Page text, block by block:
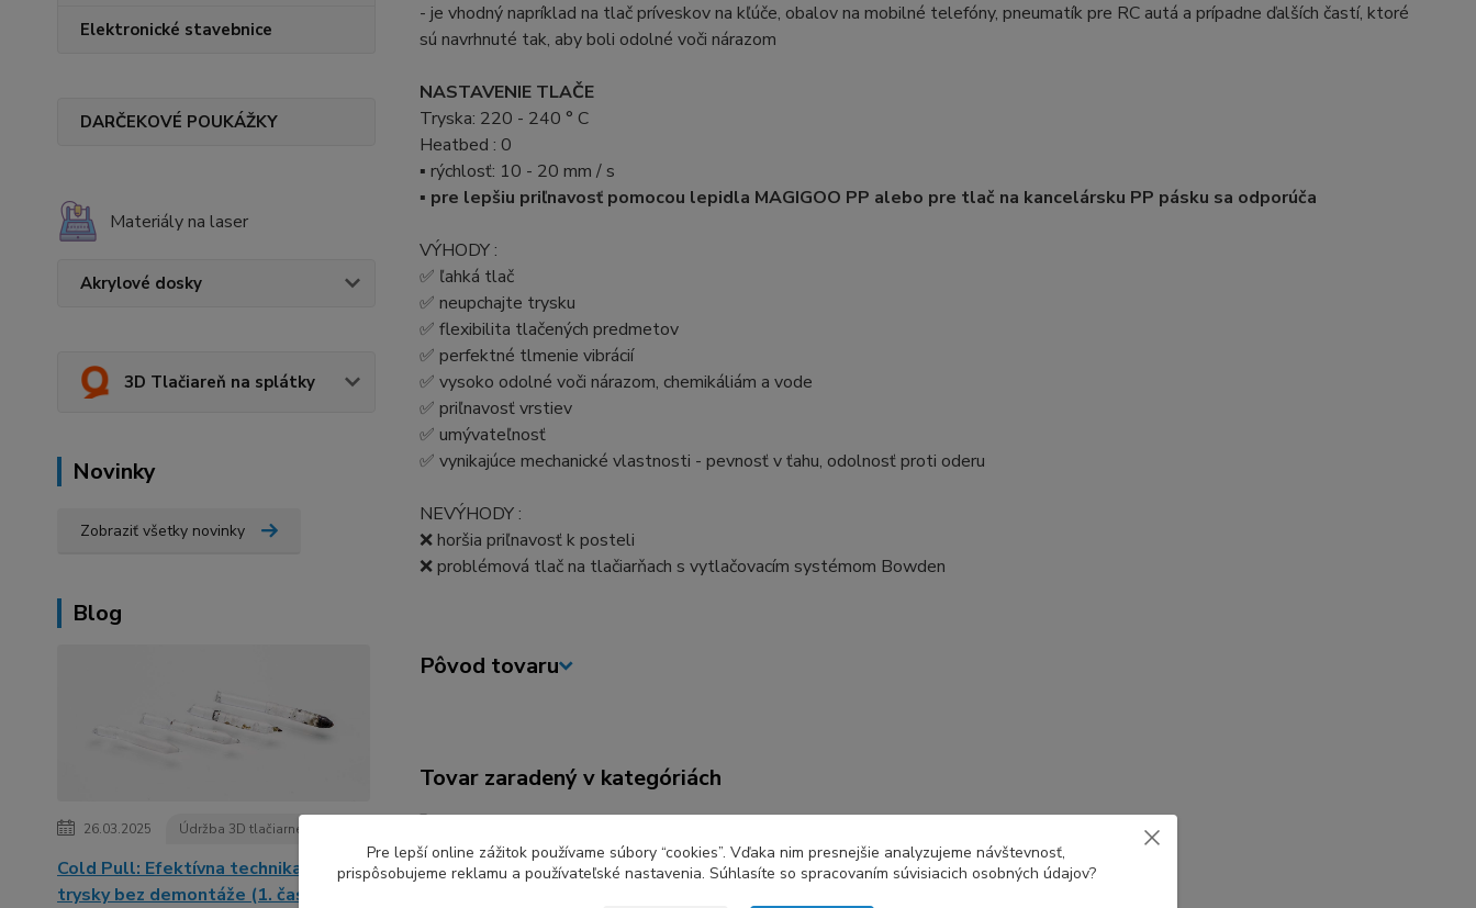
Elektronické stavebnice
DARČEKOVÉ POUKÁŽKY
Materiály na laser
Akrylové dosky
3D Tlačiareň na splátky
Novinky
Zobraziť všetky novinky
Blog
26.03.2025 Údržba 3D tlačiarne
Cold Pull: Efektívna technika čistenia
trysky bez demontáže (1. časť série)
- je vhodný napríklad na tlač príveskov na kľúče, obalov na mobilné telefóny, pneumatík pre RC autá a prípadne ďalších častí, ktoré
sú navrhnuté tak, aby boli odolné voči nárazom
NASTAVENIE TLAČE
Tryska: 220 - 240 ° C
Heatbed : 0
▪ rýchlosť: 10 - 20 mm / s
▪ pre lepšiu priľnavosť pomocou lepidla MAGIGOO PP alebo pre tlač na kancelársku PP pásku sa odporúča
VÝHODY:
✅ ľahká tlač
✅ neupchajte trysku
✅ flexibilita tlačených predmetov
✅ perfektné tlmenie vibrácií
✅ vysoko odolné voči nárazom, chemikáliám a vode
✅ priľnavosť vrstiev
✅ umývateľnosť
✅ vynikajúce mechanické vlastnosti - pevnosť v ťahu, odolnosť proti oderu
NEVÝHODY:
❌ horšia priľnavosť k posteli
❌ problémová tlač na tlačiarňach s vytlačovacím systémom Bowden
Pôvod tovaru
Tovar zaradený v kategóriách
Pre lepší online zážitok používame súbory “cookies”. Vďaka nim presnejšie analyzujeme návštevnosť,
prispôsobujeme reklamu a používateľské nastavenia. Súhlasíte so spracovaním súvisiacich osobných údajov?